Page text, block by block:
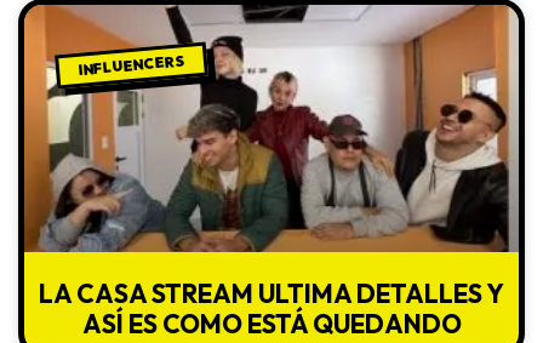
INFLUENCERS
LA CASA STREAM ULTIMA DETALLES Y
ASÍ ES COMO ESTÁ QUEDANDO